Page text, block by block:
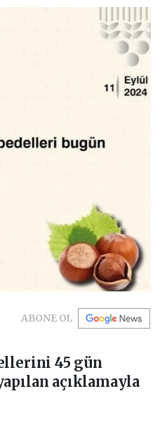
ABONE OL
45 gün
açıklamayla